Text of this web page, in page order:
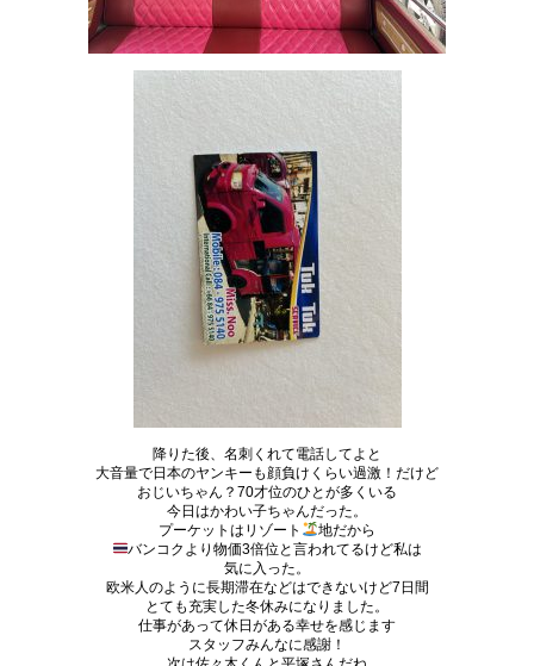
降りた後、名刺くれて電話してよと
大音量で日本のヤンキーも顔負けくらい過激！だけど
おじいちゃん？70才位のひとが多くいる
今日はかわい子ちゃんだった。
プーケットはリゾート
地だから
バンコクより物価3倍位と言われてるけど私は
気に入った。
欧米人のように長期滞在などはできないけど7日間
とても充実した冬休みになりました。
仕事があって休日がある幸せを感じます
スタッフみんなに感謝！